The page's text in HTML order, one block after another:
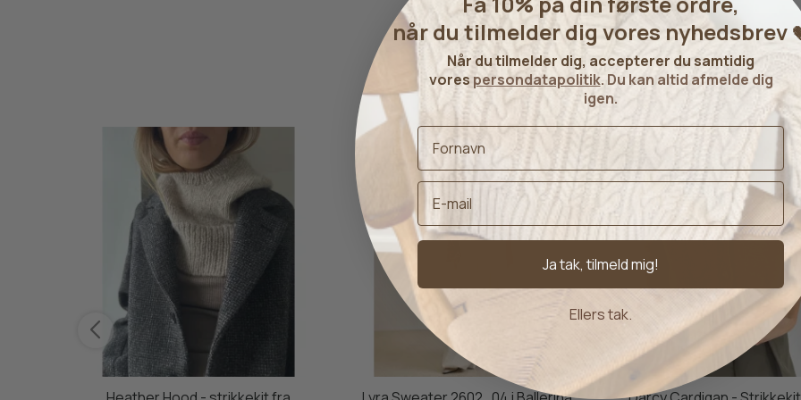
Relaterede produkter
når du tilmelder dig vores nyhedsbrev
Når du tilmelder dig, accepterer du samtidig
vores persondatapolitik. Du kan altid afmelde dig
igen.
Ja tak, tilmeld mig!
Ellers tak.